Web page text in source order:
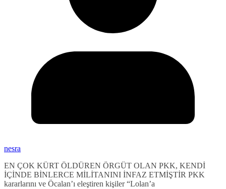
nesra
EN ÇOK KÜRT ÖLDÜREN ÖRGÜT OLAN PKK, KENDİ
İÇİNDE BİNLERCE MİLİTANINI İNFAZ ETMİŞTİR PKK
kararlarını ve Öcalan’ı eleştiren kişiler “Lolan’a